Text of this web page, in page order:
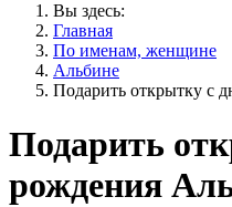
Вы здесь:
Главная
По именам, женщине
Альбине
Подарить открытку с
Подарить
рождения